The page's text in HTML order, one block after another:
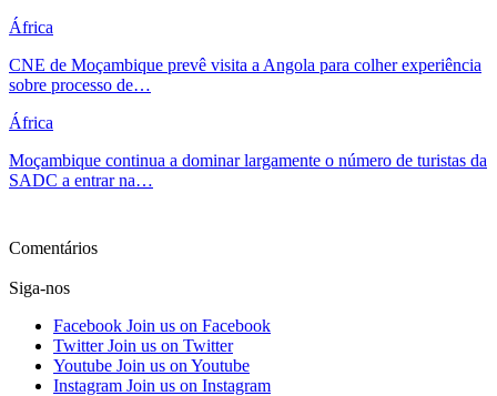
África
CNE de Moçambique prevê visita a Angola para colher experiência
sobre processo de…
África
Moçambique continua a dominar largamente o número de turistas da
SADC a entrar na…
Comentários
Siga-nos
Facebook Join us on Facebook
Twitter Join us on Twitter
Youtube Join us on Youtube
Instagram Join us on Instagram